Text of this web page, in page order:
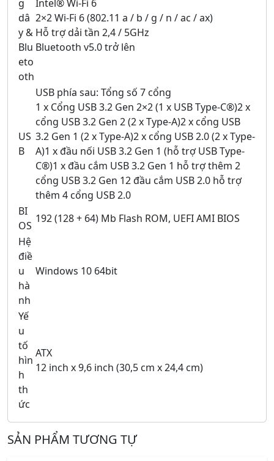
g
dâ
y &
Blu
eto
oth
Intel® Wi-Fi 6
2×2 Wi-Fi 6 (802.11 a / b / g / n / ac / ax)
Hỗ trợ dải tần 2,4 / 5GHz
Bluetooth v5.0 trở lên
US
B
USB phía sau: Tổng số 7 cổng
1 x Cổng USB 3.2 Gen 2×2 (1 x USB Type-C®)2 x
cổng USB 3.2 Gen 2 (2 x Type-A)2 x cổng USB
3.2 Gen 1 (2 x Type-A)2 x cổng USB 2.0 (2 x Type-
A)1 x đầu nối USB 3.2 Gen 1 (hỗ trợ USB Type-
C®)1 x đầu cắm USB 3.2 Gen 1 hỗ trợ thêm 2
cổng USB 3.2 Gen 12 đầu cắm USB 2.0 hỗ trợ
thêm 4 cổng USB 2.0
BI
OS
192 (128 + 64) Mb Flash ROM, UEFI AMI BIOS
Hệ
điề
u
hà
nh
Windows 10 64bit
Yế
u
tố
hìn
h
th
ức
ATX
12 inch x 9,6 inch (30,5 cm x 24,4 cm)
SẢN PHẨM TƯƠNG TỰ